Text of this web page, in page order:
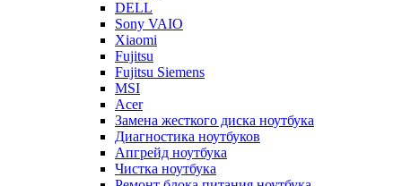
DELL
Sony VAIO
Xiaomi
Fujitsu
Fujitsu Siemens
MSI
Acer
Замена жесткого диска ноутбука
Диагностика ноутбуков
Апгрейд ноутбука
Чистка ноутбука